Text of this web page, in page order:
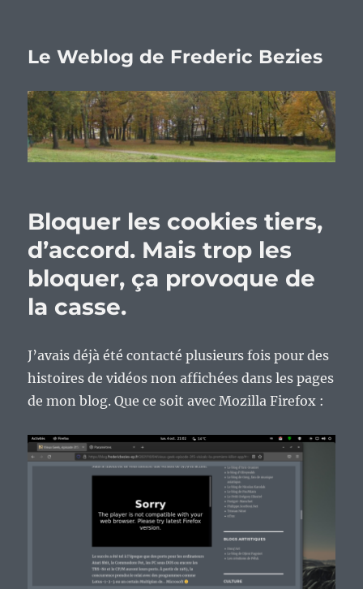
Le Weblog de Frederic Bezies
Bloquer les cookies tiers,
d’accord. Mais trop les
bloquer, ça provoque de
la casse.
J’avais déjà été contacté plusieurs fois pour des
histoires de vidéos non affichées dans les pages
de mon blog. Que ce soit avec Mozilla Firefox :